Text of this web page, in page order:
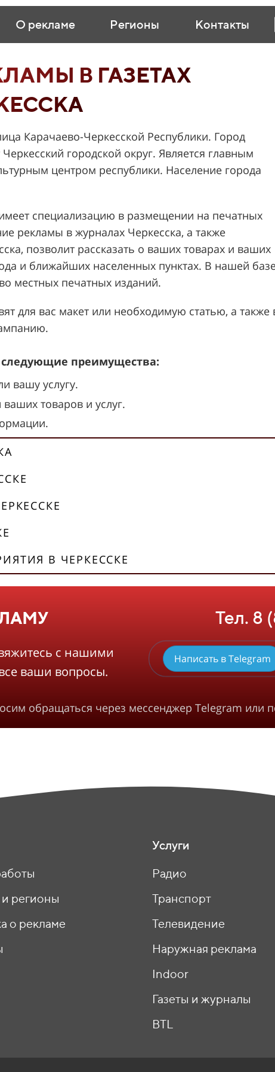
О рекламе Регионы Контакты
В ГАЗЕТАХ
Карачаево-Черкесской Республики. Город
городской округ. Является главным
центром республики. Население города
специализацию в размещении на печатных
рекламы в журналах Черкесска, а также
позволит рассказать о ваших товарах и ваших
и ближайших населенных пунктах. В нашей
местных печатных изданий.
для вас макет или необходимую статью, а также
следующие преимущества:
вашу услугу.
товаров и услуг.
В ЧЕРКЕССКЕ
с нашими
ваши вопросы.
Тел. 8
Написать в Telegram
обращаться через мессенджер Telegram или
и регионы
о рекламе
Услуги
Радио
Транспорт
Телевидение
Наружная реклама
Indoor
Газеты и журналы
BTL